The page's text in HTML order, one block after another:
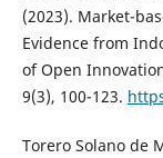
(2023). Market-
Evidence from
of Open
9(3), 100-123.
Torero Solano de